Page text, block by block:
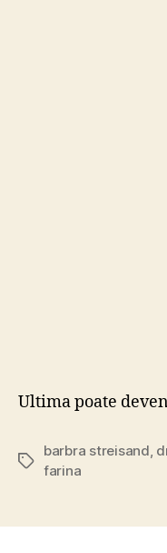
Ultima poate
Tags
barbra streisand,
farina